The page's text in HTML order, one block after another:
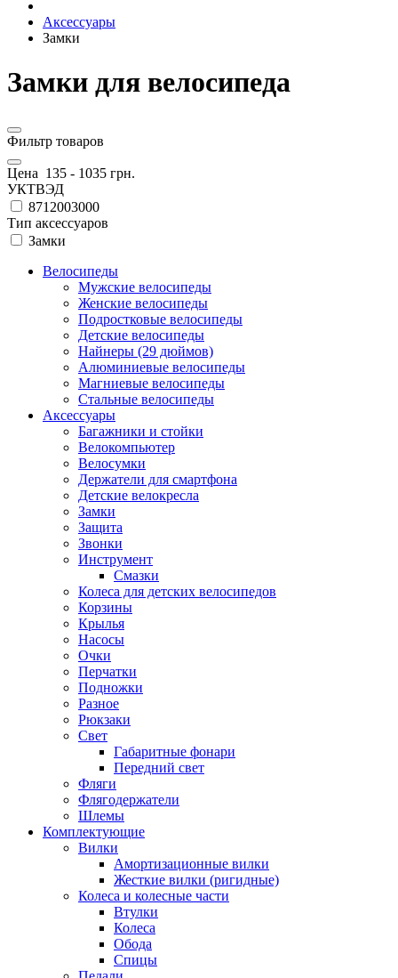
Аксессуары
Замки
Замки для велосипеда
Фильтр товаров
Цена 135 - 1035 грн.
УКТВЭД
8712003000
Тип аксессуаров
Замки
Велосипеды
Мужские велосипеды
Женские велосипеды
Подростковые велосипеды
Детские велосипеды
Найнеры (29 дюймов)
Алюминиевые велосипеды
Магниевые велосипеды
Стальные велосипеды
Аксессуары
Багажники и стойки
Велокомпьютер
Велосумки
Держатели для смартфона
Детские велокресла
Замки
Защита
Звонки
Инструмент
Смазки
Колеса для детских велосипедов
Корзины
Крылья
Насосы
Очки
Перчатки
Подножки
Разное
Рюкзаки
Свет
Габаритные фонари
Передний свет
Фляги
Флягодержатели
Шлемы
Комплектующие
Вилки
Амортизационные вилки
Жесткие вилки (ригидные)
Колеса и колесные части
Втулки
Колеса
Обода
Спицы